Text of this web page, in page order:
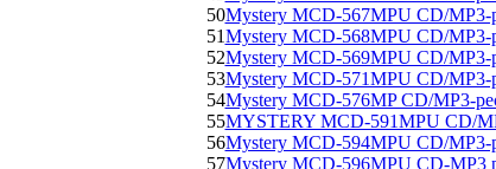
50Mystery MCD-567MPU CD/MP3-
51Mystery MCD-568MPU CD/MP3-
52Mystery MCD-569MPU CD/MP3-
53Mystery MCD-571MPU CD/MP3-
54Mystery MCD-576MP CD/MP3-
55MYSTERY MCD-591MPU CD/
56Mystery MCD-594MPU CD/MP3-
57Mystery MCD-596MPU CD-